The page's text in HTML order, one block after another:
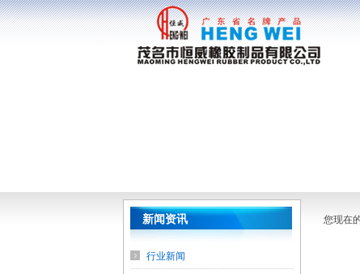
新闻资讯
行业新闻
您现在